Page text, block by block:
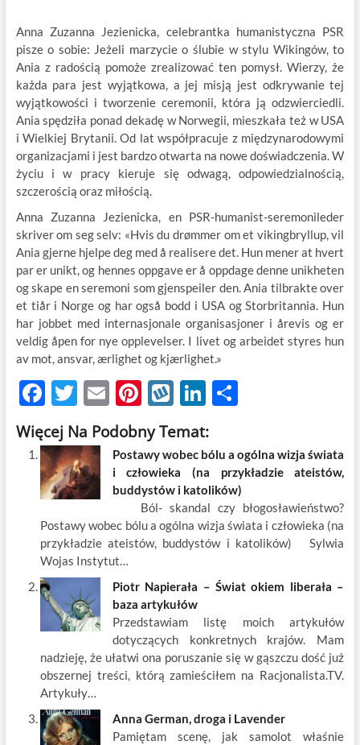
Anna Zuzanna Jezienicka, celebrantka humanistyczna PSR
pisze o sobie: Jeżeli marzycie o ślubie w stylu Wikingów, to
Ania z radością pomoże zrealizować ten pomysł. Wierzy, że
każda para jest wyjątkowa, a jej misją jest odkrywanie tej
wyjątkowości i tworzenie ceremonii, która ją odzwierciedli.
Ania spędziła ponad dekadę w Norwegii, mieszkała też w USA
i Wielkiej Brytanii. Od lat współpracuje z międzynarodowymi
organizacjami i jest bardzo otwarta na nowe doświadczenia. W
życiu i w pracy kieruje się odwagą, odpowiedzialnością,
szczerością oraz miłością.
Anna Zuzanna Jezienicka, en PSR-humanist-seremonileder
skriver om seg selv: «Hvis du drømmer om et vikingbryllup, vil
Ania gjerne hjelpe deg med å realisere det. Hun mener at hvert
par er unikt, og hennes oppgave er å oppdage denne unikheten
og skape en seremoni som gjenspeiler den. Ania tilbrakte over
et tiår i Norge og har også bodd i USA og Storbritannia. Hun
har jobbet med internasjonale organisasjoner i årevis og er
veldig åpen for nye opplevelser. I livet og arbeidet styres hun
av mot, ansvar, ærlighet og kjærlighet.»
F
ac
e
b
o
o
k
T
w
itt
er
E
m
ail
Pi
nt
er
es
t
W
k
o
p
Li
k
e
dI
n
S
ar
e
Więcej Na Podobny Temat:
Postawy wobec bólu a ogólna wizja świata
i człowieka (na przykładzie ateistów,
buddystów i katolików)
Ból- skandal czy błogosławieństwo?
Postawy wobec bólu a ogólna wizja świata i człowieka (na
przykładzie ateistów, buddystów i katolików) Sylwia
Wojas Instytut…
Piotr Napierała – Świat okiem liberała –
baza artykułów
Przedstawiam listę moich artykułów
dotyczących konkretnych krajów. Mam
nadzieję, że ułatwi ona poruszanie się w gąszczu dość już
obszernej treści, którą zamieściłem na Racjonalista.TV.
Artykuły…
Anna German, droga i Lavender
Pamiętam scenę, jak samolot właśnie